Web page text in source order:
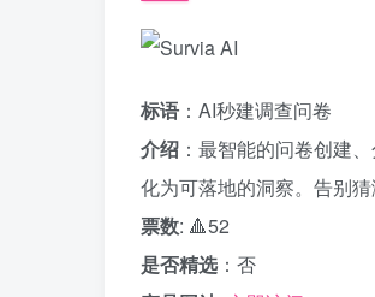
标语 ：AI秒建调查问卷
介绍 ：最智能的问卷创建
化为可落地的洞察。告别猜
票数: 🔺52
是否精选：否